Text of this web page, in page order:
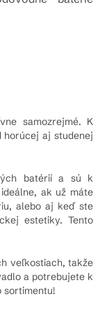
samozrejmé. K
horúcej aj studenej
batérií a sú k
ak už máte
alebo aj keď ste
estetiky. Tento
veľkostiach, takže
a potrebujete k
sortimentu!